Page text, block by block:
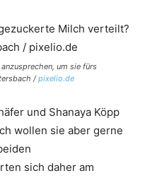
um sie fürs
/pixelio.de
und Shanaya Köpp
wollen sie aber gerne
sich daher am